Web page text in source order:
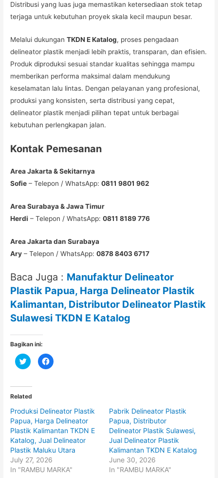
Distribusi yang luas juga memastikan ketersediaan stok tetap
terjaga untuk kebutuhan proyek skala kecil maupun besar.
Melalui dukunganTKDN E Katalog, proses pengadaan
delineator plastik menjadi lebih praktis, transparan, dan efisien.
Produk diproduksi sesuai standar kualitas sehingga mampu
memberikan performa maksimal dalam mendukung
keselamatan lalu lintas. Dengan pelayanan yang profesional,
produksi yang konsisten, serta distribusi yang cepat,
delineator plastik menjadi pilihan tepat untuk berbagai
kebutuhan perlengkapan jalan.
Kontak Pemesanan
Area Jakarta & Sekitarnya
Sofie – Telepon / WhatsApp:0811 9801 962
Area Surabaya & Jawa Timur
Herdi – Telepon / WhatsApp:0811 8189 776
Area Jakarta dan Surabaya
Ary – Telepon / WhatsApp:0878 8403 6717
Baca Juga : Manufaktur Delineator
Plastik Papua, Harga Delineator Plastik
Kalimantan, Distributor Delineator Plastik
Sulawesi TKDN E Katalog
Bagikan ini:
C
l
t
o
s
h
a
r
e
o
T
w
i
t
t
e
C
l
h
a
r
e
o
n
F
a
c
e
b
o
Related
Produksi Delineator Plastik
Papua, Harga Delineator
Plastik Kalimantan TKDN E
Katalog, Jual Delineator
Plastik Maluku Utara
July 27, 2026
In "RAMBU MARKA"
Pabrik Delineator Plastik
Papua, Distributor
Delineator Plastik Sulawesi,
Jual Delineator Plastik
Kalimantan TKDN E Katalog
June 30, 2026
In "RAMBU MARKA"